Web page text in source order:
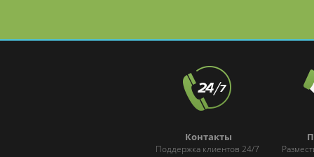
Контакты
Поддержка клиентов 24/7